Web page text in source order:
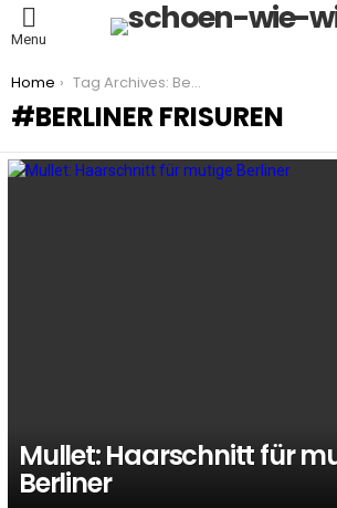
Menu
You are here:
Home Tag Archives: Berliner Frisuren
BERLINER FRISUREN
Mullet: Haarschnitt für
Berliner